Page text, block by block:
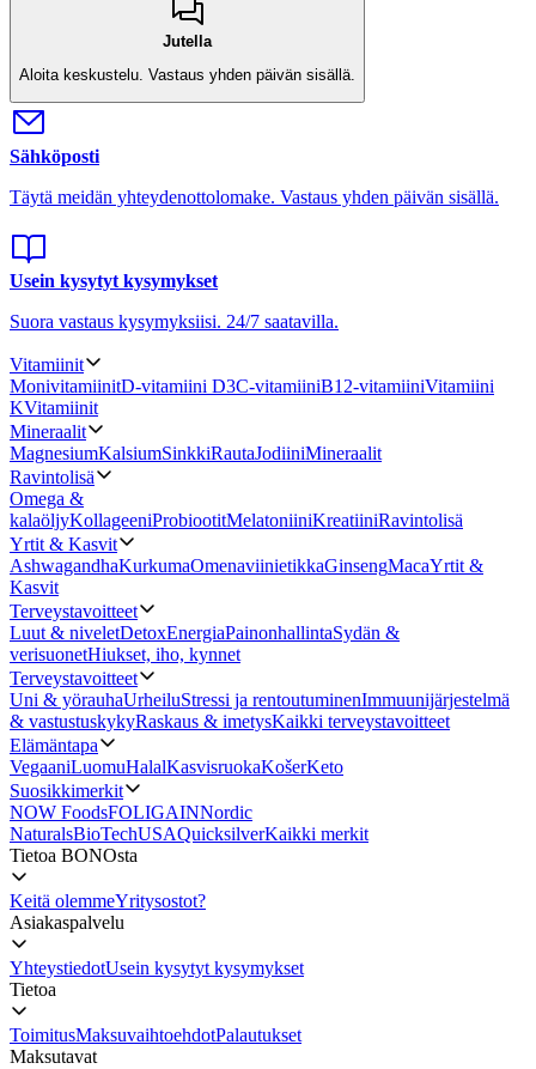
Jutella
Aloita keskustelu. Vastaus yhden päivän sisällä.
Sähköposti
Täytä meidän yhteydenottolomake. Vastaus yhden päivän sisällä.
Usein kysytyt kysymykset
Suora vastaus kysymyksiisi. 24/7 saatavilla.
Vitamiinit
MonivitamiinitD-vitamiini D3C-vitamiiniB12-vitamiiniVitamiini
KVitamiinit
Mineraalit
MagnesiumKalsiumSinkkiRautaJodiiniMineraalit
Ravintolisä
Omega &
kalaöljyKollageeniProbiootitMelatoniiniKreatiiniRavintolisä
Yrtit & Kasvit
AshwagandhaKurkumaOmenaviinietikkaGinsengMacaYrtit &
Kasvit
Terveystavoitteet
Luut & niveletDetoxEnergiaPainonhallintaSydän &
verisuonetHiukset, iho, kynnet
Terveystavoitteet
Uni & yörauhaUrheiluStressi ja rentoutuminenImmuunijärjestelmä
& vastustuskykyRaskaus & imetysKaikki terveystavoitteet
Elämäntapa
VegaaniLuomuHalalKasvisruokaKošerKeto
Suosikkimerkit
NOW FoodsFOLIGAINNordic
NaturalsBioTechUSAQuicksilverKaikki merkit
Tietoa BONOsta
Keitä olemmeYritysostot?
Asiakaspalvelu
YhteystiedotUsein kysytyt kysymykset
Tietoa
ToimitusMaksuvaihtoehdotPalautukset
Maksutavat